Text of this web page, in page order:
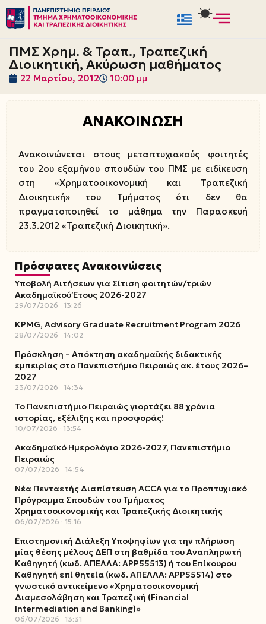
Μεταπηδήστε
στο
περιεχόμενο
ΠΜΣ Χρημ. & Τραπ., Τραπεζική
Διοικητική, Ακύρωση μαθήματος
22 Μαρτίου, 2012 10:00 μμ
ΑΝΑΚΟΙΝΩΣΗ
Ανακοινώνεται στους μεταπτυχιακούς φοιτητές
του 2ου εξαμήνου σπουδών του ΠΜΣ με ειδίκευση
στη «Χρηματοοικονομική και Τραπεζική
Διοικητική» του Τμήματος ότι δεν θα
πραγματοποιηθεί το μάθημα την Παρασκευή
23.3.2012 «Τραπεζική Διοικητική».
Πρόσφατες Ανακοινώσεις
Υποβολή Αιτήσεων για Σίτιση φοιτητών/τριών
Ακαδημαϊκού Έτους 2026-2027
29/07/2026 13:26
KPMG, Advisory Graduate Recruitment Program 2026
28/07/2026 14:02
Πρόσκληση – Απόκτηση ακαδημαϊκής διδακτικής
εμπειρίας στο Πανεπιστήμιο Πειραιώς ακ. έτους 2026–
2027
23/07/2026 14:34
Το Πανεπιστήμιο Πειραιώς γιορτάζει 88 χρόνια
ιστορίας, εξέλιξης και προσφοράς!
10/07/2026 13:54
Ακαδημαϊκό Ημερολόγιο 2026-2027, Πανεπιστήμιο
Πειραιώς
07/07/2026 14:54
Νέα Πενταετής Διαπίστευση ACCA για το Προπτυχιακό
Πρόγραμμα Σπουδών του Τμήματος
Χρηματοοικονομικής και Τραπεζικής Διοικητικής
06/07/2026 15:16
Επιστημονική Διάλεξη Υποψηφίων για την πλήρωση
μίας θέσης μέλους ΔΕΠ στη βαθμίδα του Αναπληρωτή
Καθηγητή (κωδ. ΑΠΕΛΛΑ: ΑΡΡ55513) ή του Επίκουρου
Καθηγητή επί θητεία (κωδ. ΑΠΕΛΛΑ: ΑΡΡ55514) στο
γνωστικό αντικείμενο «Χρηματοοικονομική
Διαμεσολάβηση και Τραπεζική (Financial
Intermediation and Banking)»
06/07/2026 13:31